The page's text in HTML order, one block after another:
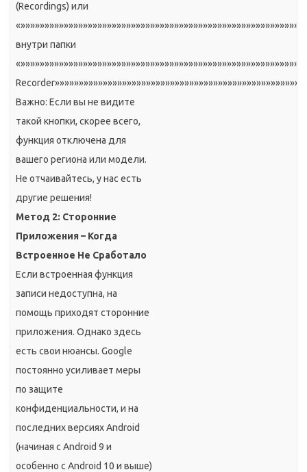
(Recordings) или
внутри папки
Важно: Если вы не видите
такой кнопки, скорее всего,
функция отключена для
вашего региона или модели.
Не отчаивайтесь, у нас есть
другие решения!
Метод 2: Сторонние
Приложения – Когда
Встроенное Не Сработало
Если встроенная функция
записи недоступна, на
помощь приходят сторонние
приложения. Однако здесь
есть свои нюансы. Google
постоянно усиливает меры
по защите
конфиденциальности, и на
последних версиях Android
(начиная с Android 9 и
особенно с Android 10 и выше)